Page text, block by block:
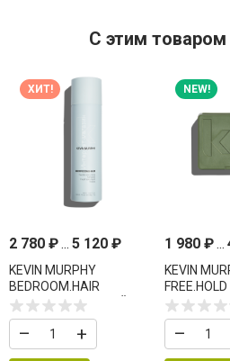
C этим
ХИТ!
2 780 ₽... 5 120 ₽
KEVIN MURPHY
BEDROOM.HAIR
ТЕКСТУРИРУЮЩИЙ
СПРЕЙ
– +
NEW!
1 980 ₽...
KEVIN
–